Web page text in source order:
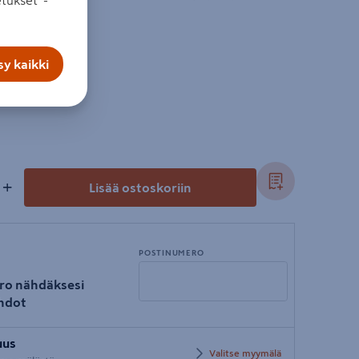
+ Lisää ostoskoriin
nähdäksesi
POSTINUMERO
postinumero
Valitse myymälä
kaikki